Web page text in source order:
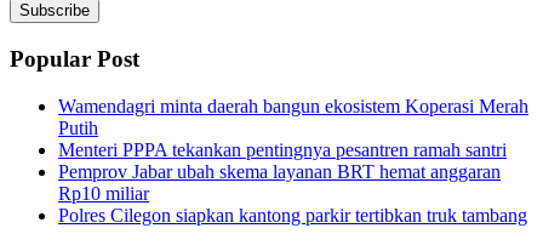
Subscribe
Popular Post
Wamendagri minta daerah bangun ekosistem Koperasi Merah
Putih
Menteri PPPA tekankan pentingnya pesantren ramah santri
Pemprov Jabar ubah skema layanan BRT hemat anggaran
Rp10 miliar
Polres Cilegon siapkan kantong parkir tertibkan truk tambang